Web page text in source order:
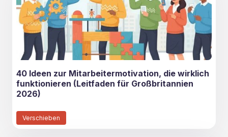
40 Ideen zur Mitarbeitermotivation, die wirklich
funktionieren (Leitfaden für Großbritannien
2026)
Verschieben